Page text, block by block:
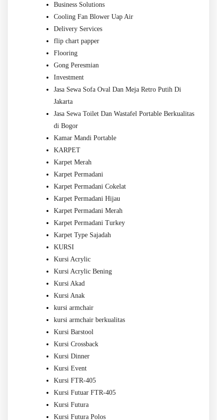
Business Solutions
Cooling Fan Blower Uap Air
Delivery Services
flip chart papper
Flooring
Gong Peresmian
Investment
Jasa Sewa Sofa Oval Dan Meja Retro Putih Di
Jakarta
Jasa Sewa Toilet Dan Wastafel Portable Berkualitas
di Bogor
Kamar Mandi Portable
KARPET
Karpet Merah
Karpet Permadani
Karpet Permadani Cokelat
Karpet Permadani Hijau
Karpet Permadani Merah
Karpet Permadani Turkey
Karpet Type Sajadah
KURSI
Kursi Acrylic
Kursi Acrylic Bening
Kursi Akad
Kursi Anak
kursi armchair
kursi armchair berkualitas
Kursi Barstool
Kursi Crossback
Kursi Dinner
Kursi Event
Kursi FTR-405
Kursi Futuar FTR-405
Kursi Futura
Kursi Futura Polos